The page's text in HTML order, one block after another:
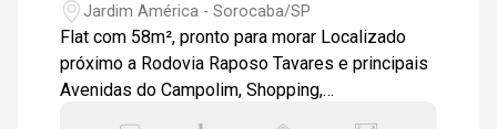
Jardim América - Sorocaba/SP
Flat com 58m², pronto para morar Localizado
próximo a Rodovia Raposo Tavares e principais
Avenidas do Campolim, Shopping,